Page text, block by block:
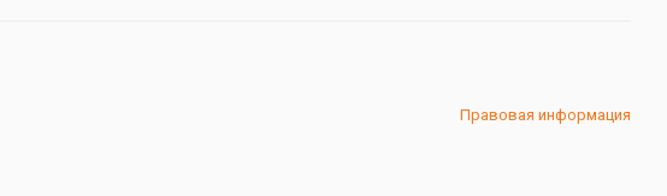
Правовая информация